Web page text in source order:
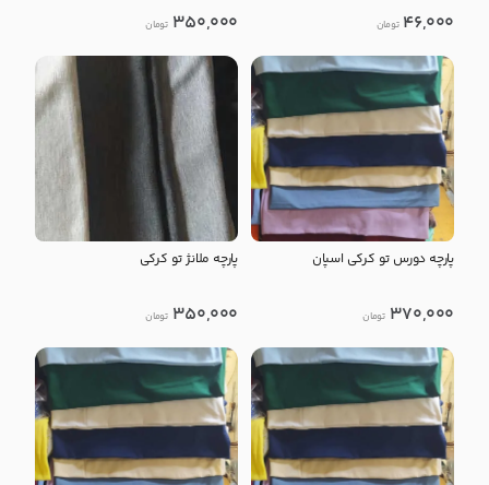
46,000 تومان 350,000 تومان
پارچه دورس تو‌ کرکی اسپان
370,000 تومان
پارچه ملانژ تو‌ کرکی
350,000 تومان